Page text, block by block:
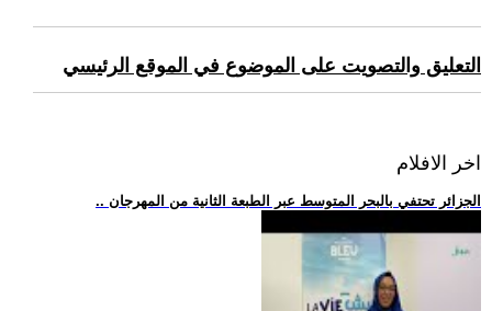
التعليق والتصويت على الموضوع في الموقع الرئيسي
اخر الافلام
.. الجزائر تحتفي بالبحر المتوسط عبر الطبعة الثانية من المهرجان